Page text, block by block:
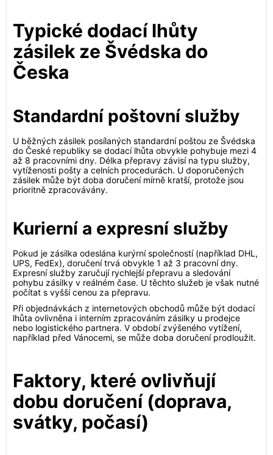
Typické dodací lhůty
zásilek ze Švédska do
Česka
Standardní poštovní služby
U běžných zásilek posílaných standardní poštou ze Švédska
do České republiky se dodací lhůta obvykle pohybuje mezi 4
až 8 pracovními dny. Délka přepravy závisí na typu služby,
vytíženosti pošty a celních procedurách. U doporučených
zásilek může být doba doručení mírně kratší, protože jsou
prioritně zpracovávány.
Kurierní a expresní služby
Pokud je zásilka odeslána kurýrní společností (například DHL,
UPS, FedEx), doručení trvá obvykle 1 až 3 pracovní dny.
Expresní služby zaručují rychlejší přepravu a sledování
pohybu zásilky v reálném čase. U těchto služeb je však nutné
počítat s vyšší cenou za přepravu.
Při objednávkách z internetových obchodů může být dodací
lhůta ovlivněna i interním zpracováním zásilky u prodejce
nebo logistického partnera. V období zvýšeného vytížení,
například před Vánocemi, se může doba doručení prodloužit.
Faktory, které ovlivňují
dobu doručení (doprava,
svátky, počasí)